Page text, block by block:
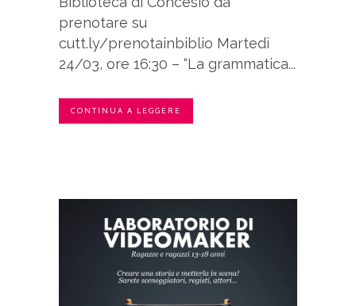
prenotare su
cutt.ly/prenotainbiblio Martedì
24/03, ore 16:30 – “La grammatica...
CONTINUA A LEGGERE